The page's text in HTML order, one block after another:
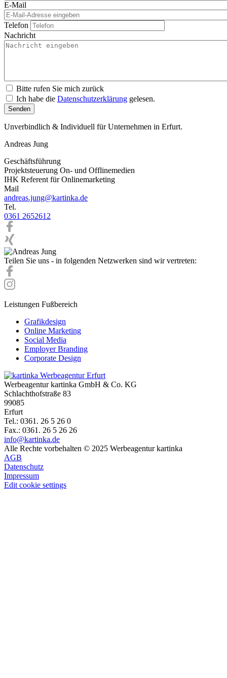
E-Mail
Telefon
Nachricht
Bitte rufen Sie mich zurück
Ich habe die Datenschutzerklärung gelesen.
Unverbindlich & Individuell für Unternehmen in Erfurt.
Andreas Jung
Geschäftsführung
Projektsteuerung On- und Offlinemedien
IHK Referent für Onlinemarketing
Mail
andreas.jung@kartinka.de
Tel.
0361 2652612
Teilen Sie uns - in folgenden Netzwerken sind wir vertreten:
Leistungen Fußbereich
Grafikdesign
Online Marketing
Social Media
Employer Branding
Corporate Design
Werbeagentur kartinka GmbH & Co. KG
Schlachthofstraße 83
99085
Erfurt
Tel.: 0361. 26 5 26 0
Fax.: 0361. 26 5 26 26
info@kartinka.de
Alle Rechte vorbehalten © 2025 Werbeagentur kartinka
AGB
Datenschutz
Impressum
Edit cookie settings